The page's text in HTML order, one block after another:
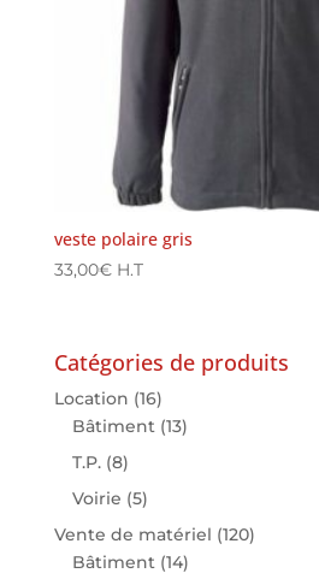
veste polaire gris
33,00€ H.T
Catégories de produits
Location (16)
Bâtiment (13)
T.P. (8)
Voirie (5)
Vente de matériel (120)
Bâtiment (14)